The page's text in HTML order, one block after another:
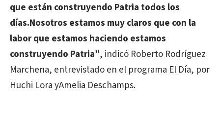
que están construyendo Patria todos los
días.Nosotros estamos muy claros que con la
labor que estamos haciendo estamos
construyendo Patria”, indicó Roberto Rodríguez
Marchena, entrevistado en el programa El Día, por
Huchi Lora yAmelia Deschamps.